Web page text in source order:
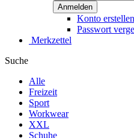
Konto erstellen
Passwort
Merkzettel
Suche
Alle
Freizeit
Sport
Workwear
XXL
Schuhe